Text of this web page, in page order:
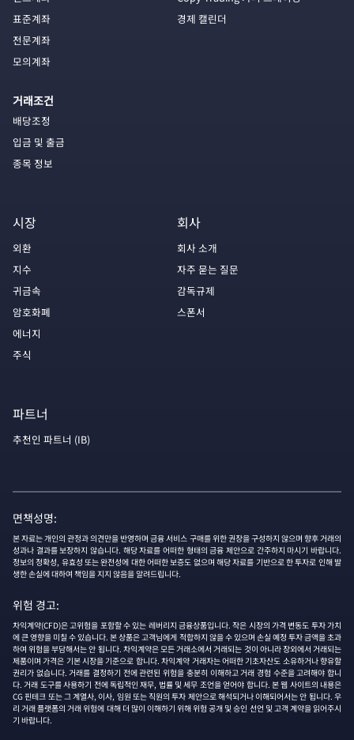
표준계좌
전문계좌
모의계좌
거래조건
배당조정
입금 및 출금
종목 정보
경제 캘린더
시장
외환
지수
귀금속
암호화폐
에너지
주식
회사
회사 소개
자주 묻는 질문
감독규제
스폰서
파트너
추천인 파트너 (IB)
면책성명:
본 자료는 개인의 관정과 의견만을 반영하며 금융 서비스 구매를 위한 권장을 구성하지 않으며 향후 거래의
성과나 결과를 보장하지 않습니다. 해당 자료를 어떠한 형태의 금융 제안으로 간주하지 마시기 바랍니다.
정보의 정확성, 유효성 또는 완전성에 대한 어떠한 보증도 없으며 해당 자료를 기반으로 한 투자로 인해 발
생한 손실에 대하여 책임을 지지 않음을 알려드립니다.
위험 경고:
차익계약(CFD)은 고위험을 포함할 수 있는 레버리지 금융상품입니다. 작은 시장의 가격 변동도 투자 가치
에 큰 영향을 미칠 수 있습니다. 본 상품은 고객님에게 적합하지 않을 수 있으며 손실 예정 투자 금액을 초과
하여 위험을 부담해서는 안 됩니다. 차익계약은 모든 거래소에서 거래되는 것이 아니라 장외에서 거래되는
제품이며 가격은 기본 시장을 기준으로 합니다. 차익계약 거래자는 어떠한 기초자산도 소유하거나 향유할
권리가 없습니다. 거래를 결정하기 전에 관련된 위험을 충분히 이해하고 거래 경험 수준을 고려해야 합니
다. 거래 도구를 사용하기 전에 독립적인 재무, 법률 및 세무 조언을 얻어야 합니다. 본 웹 사이트의 내용은
CG 핀테크 또는 그 계열사, 이사, 임원 또는 직원의 투자 제안으로 해석되거나 이해되어서는 안 됩니다. 우
리 거래 플랫폼의 거래 위험에 대해 더 많이 이해하기 위해 위험 공개 및 승인 선언 및 고객 계약을 읽어주시
기 바랍니다.